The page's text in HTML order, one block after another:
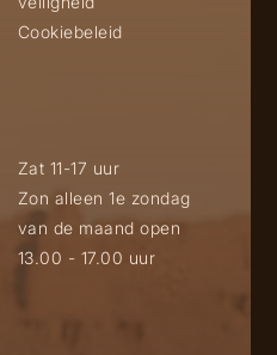
Cookiebeleid
Zat 11-17 uur
Zon alleen 1e zondag
van de maand open
13.00 - 17.00 uur